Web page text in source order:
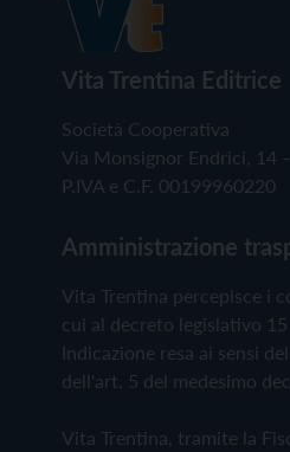
Vita Trentina Editrice
Società Cooperativa
Via Monsignor Endrici, 14
P.IVA e C.F. 00199960220
Amministrazione
Vita Trentina percepisce i
cui al decreto legislativo
Indicazione resa ai sensi
dell'art. 5 del medesimo
Vita Trentina, tramite la